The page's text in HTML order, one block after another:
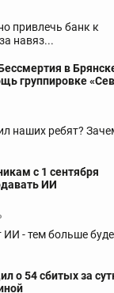
привлечь банк к
навяз...
в
группировке
наших ребят?
с 1 сентября
ИИ
- тем больше
о 54 сбитых за